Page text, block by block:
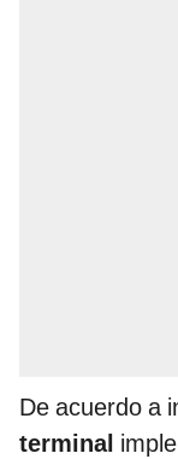
De acuerdo a
terminal